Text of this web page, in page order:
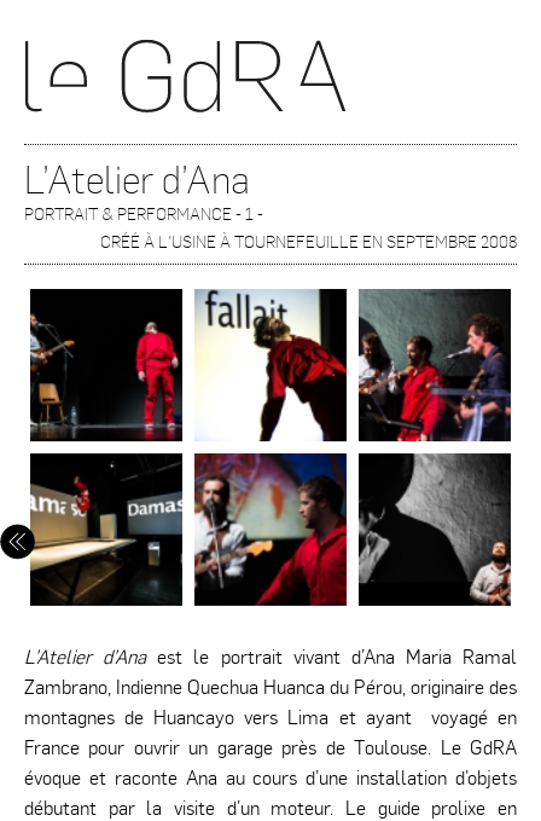
L’Atelier d’Ana
PORTRAIT & PERFORMANCE - 1 -
CRÉÉ À L'USINE À TOURNEFEUILLE EN SEPTEMBRE 2008
L’Atelier d’Anaest le portrait vivant d’Ana Maria Ramal
Zambrano, Indienne Quechua Huanca du Pérou, originaire des
montagnes de Huancayo vers Lima et ayant voyagé en
France pour ouvrir un garage près de Toulouse. Le GdRA
évoque et raconte Ana au cours d’une installation d’objets
débutant par la visite d’un moteur. Le guide prolixe en